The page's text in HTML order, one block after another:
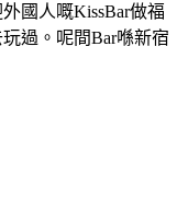
國人嘅KissBar做福
過。呢間Bar喺新宿